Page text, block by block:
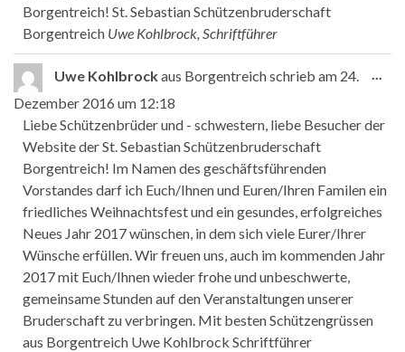
Borgentreich! St. Sebastian Schützenbruderschaft
Borgentreich Uwe Kohlbrock, Schriftführer
Uwe Kohlbrockaus Borgentreichschrieb am 24.
Dezember 2016 um 12:18
Liebe Schützenbrüder und - schwestern, liebe Besucher der
Website der St. Sebastian Schützenbruderschaft
Borgentreich! Im Namen des geschäftsführenden
Vorstandes darf ich Euch/Ihnen und Euren/Ihren Familen ein
friedliches Weihnachtsfest und ein gesundes, erfolgreiches
Neues Jahr 2017 wünschen, in dem sich viele Eurer/Ihrer
Wünsche erfüllen. Wir freuen uns, auch im kommenden Jahr
2017 mit Euch/Ihnen wieder frohe und unbeschwerte,
gemeinsame Stunden auf den Veranstaltungen unserer
Bruderschaft zu verbringen. Mit besten Schützengrüssen
aus Borgentreich Uwe Kohlbrock Schriftführer
...